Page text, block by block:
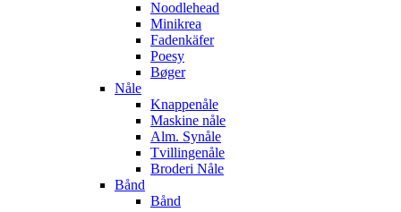
Noodlehead
Minikrea
Fadenkäfer
Poesy
Bøger
Nåle
Knappenåle
Maskine nåle
Alm. Synåle
Tvillingenåle
Broderi Nåle
Bånd
Bånd